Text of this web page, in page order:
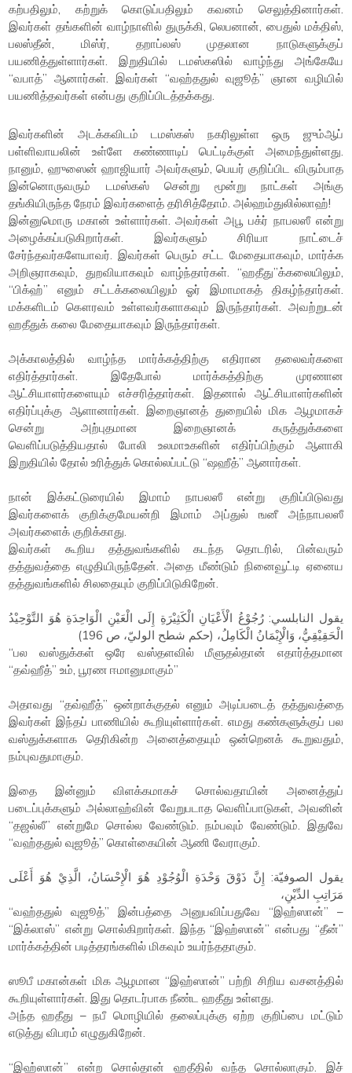
கற்பதிலும், கற்றுக் கொடுப்பதிலும் கவனம் செலுத்தினார்கள்.
இவர்கள் தங்களின் வாழ்நாளில் துருக்கி, லெபனான், பைதுல் மக்திஸ்,
பலஸ்தீன், மிஸ்ர், தறாப்லஸ் முதலான நாடுகளுக்குப்
பயணித்துள்ளார்கள். இறுதியில் டமஸ்கஸில் வாழ்ந்து அங்கேயே
“வபாத்” ஆனார்கள். இவர்கள் “வஹ்ததுல் வுஜூத்” ஞான வழியில்
பயணித்தவர்கள் என்பது குறிப்பிடத்தக்கது.
இவர்களின் அடக்கவிடம் டமஸ்கஸ் நகரிலுள்ள ஒரு ஜும்ஆப்
பள்ளிவாயலின் உள்ளே கண்ணாடிப் பெட்டிக்குள் அமைந்துள்ளது.
நானும், ஹுஸைன் ஹாஜியார் அவர்களும், பெயர் குறிப்பிட விரும்பாத
இன்னொருவரும் டமஸ்கஸ் சென்று மூன்று நாட்கள் அங்கு
தங்கியிருந்த நேரம் இவர்களைத் தரிசித்தோம். அல்ஹம்துலில்லாஹ்!
இன்னுமொரு மகான் உள்ளார்கள். அவர்கள் அபூ பக்ர் நாபலஸீ என்று
அழைக்கப்படுகிறார்கள். இவர்களும் சிரியா நாட்டைச்
சேர்ந்தவர்களேயாவர். இவர்கள் பெரும் சட்ட மேதையாகவும், மார்க்க
அறிஞராகவும், துறவியாகவும் வாழ்ந்தார்கள். “ஹதீது”க்கலையிலும்,
“பிக்ஹ்” எனும் சட்டக்கலையிலும் ஓர் இமாமாகத் திகழ்ந்தார்கள்.
மக்களிடம் கௌரவம் உள்ளவர்களாகவும் இருந்தார்கள். அவற்றுடன்
ஹதீதுக் கலை மேதையாகவும் இருந்தார்கள்.
அக்காலத்தில் வாழ்ந்த மார்க்கத்திற்கு எதிரான தலைவர்களை
எதிர்த்தார்கள். இதேபோல் மார்க்கத்திற்கு முரணான
ஆட்சியாளர்களையும் எச்சரித்தார்கள். இதனால் ஆட்சியாளர்களின்
எதிர்ப்புக்கு ஆளானார்கள். இறைஞானத் துறையில் மிக ஆழமாகச்
சென்று அற்புதமான இறைஞானக் கருத்துக்களை
வெளிப்படுத்தியதால் போலி உலமாஉகளின் எதிர்ப்பிற்கும் ஆளாகி
இறுதியில் தோல் உரித்துக் கொல்லப்பட்டு “ஷஹீத்” ஆனார்கள்.
நான் இக்கட்டுரையில் இமாம் நாபலஸீ என்று குறிப்பிடுவது
இவர்களைக் குறிக்குமேயன்றி இமாம் அப்துல் ஙனீ அந்நாபலஸீ
அவர்களைக் குறிக்காது.
இவர்கள் கூறிய தத்துவங்களில் கடந்த தொடரில், பின்வரும்
தத்துவத்தை எழுதியிருந்தேன். அதை மீண்டும் நினைவூட்டி ஏனைய
தத்துவங்களில் சிலதையும் குறிப்பிடுகிறேன்.
يقول النابلسي: رُجُوْعُ الْأَعْيَانِ الْكَثِيْرَةِ إِلَى الْعَيْنِ الْوَاحِدَةِ هُوَ التَّوْحِيْدُ
الْحَقِيْقِيُّ، وَالْإِيْمَانُ الْكَامِلُ، (حكم شطح الوليّ، ص 196)
“பல வஸ்துக்கள் ஒரே வஸ்தளவில் மீளுதல்தான் எதார்த்தமான
“தவ்ஹீத்” உம், பூரண ஈமானுமாகும்”
அதாவது “தவ்ஹீத்” ஒன்றாக்குதல் எனும் அடிப்படைத் தத்துவத்தை
இவர்கள் இந்தப் பாணியில் கூறியுள்ளார்கள். எமது கண்களுக்குப் பல
வஸ்துக்களாக தெரிகின்ற அனைத்தையும் ஒன்றெனக் கூறுவதும்,
நம்புவதுமாகும்.
இதை இன்னும் விளக்கமாகச் சொல்வதாயின் அனைத்துப்
படைப்புக்களும் அல்லாஹ்வின் வேறுபடாத வெளிப்பாடுகள், அவனின்
“தஜல்லீ” என்றுமே சொல்ல வேண்டும். நம்பவும் வேண்டும். இதுவே
“வஹ்ததுல் வுஜூத்” கொள்கையின் ஆணி வேராகும்.
يقول الصوفيّة: إِنَّ ذَوْقَ وَحْدَةِ الْوُجُوْدِ هُوَ الْإِحْسَانُ، الَّذِيْ هُوَ أَعْلَى
مَرَاتِبِ الدِّيْنِ،
“வஹ்ததுல் வுஜூத்” இன்பத்தை அனுபவிப்பதுவே “இஹ்ஸான்” –
“இக்லாஸ்” என்று சொல்கிறார்கள். இந்த “இஹ்ஸான்” என்பது “தீன்”
மார்க்கத்தின் படித்தரங்களில் மிகவும் உயர்ந்ததாகும்.
ஸூபீ மகான்கள் மிக ஆழமான “இஹ்ஸான்” பற்றி சிறிய வசனத்தில்
கூறியுள்ளார்கள். இது தொடர்பாக நீண்ட ஹதீது உள்ளது.
அந்த ஹதீது – நபீ மொழியில் தலைப்புக்கு ஏற்ற குறிப்பை மட்டும்
எடுத்து விபரம் எழுதுகிறேன்.
“இஹ்ஸான்” என்ற சொல்தான் ஹதீதில் வந்த சொல்லாகும். இச்